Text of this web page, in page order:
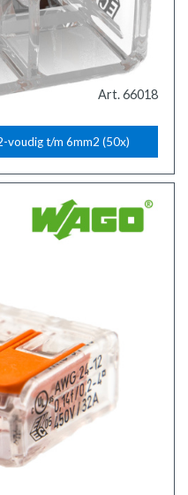
Art. 66018
voudig t/m 6mm2 (50x)